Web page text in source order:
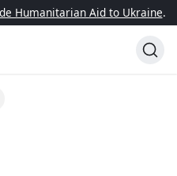
Humanitarian Aid to Ukraine.